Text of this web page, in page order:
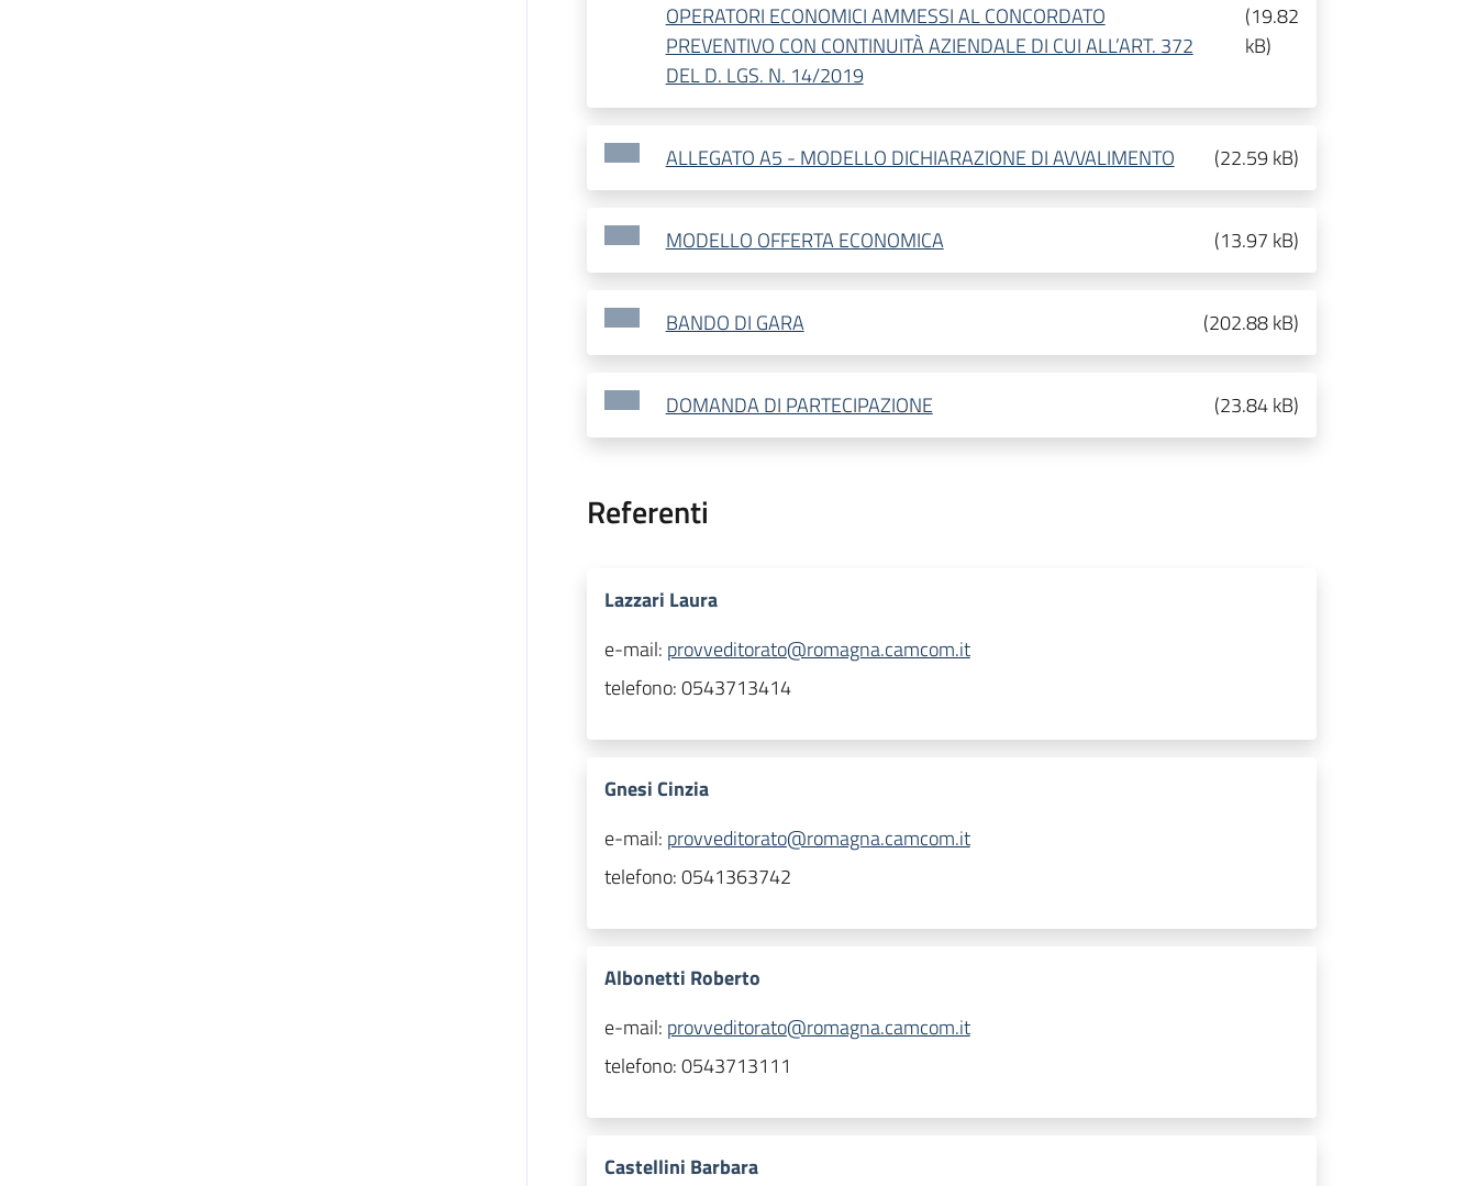
OPERATORI ECONOMICI AMMESSI AL CONCORDATO
PREVENTIVO CON CONTINUITÀ AZIENDALE DI CUI ALL’ART. 372
DEL D. LGS. N. 14/2019
(19.82
kB)
ALLEGATO A5 - MODELLO DICHIARAZIONE DI AVVALIMENTO (22.59 kB)
MODELLO OFFERTA ECONOMICA (13.97 kB)
BANDO DI GARA (202.88 kB)
DOMANDA DI PARTECIPAZIONE (23.84 kB)
Referenti
Lazzari Laura
e-mail: provveditorato@romagna.camcom.it
telefono:0543713414
Gnesi Cinzia
e-mail: provveditorato@romagna.camcom.it
telefono:0541363742
Albonetti Roberto
e-mail: provveditorato@romagna.camcom.it
telefono:0543713111
Castellini Barbara